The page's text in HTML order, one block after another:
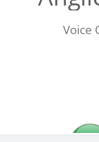
Voice